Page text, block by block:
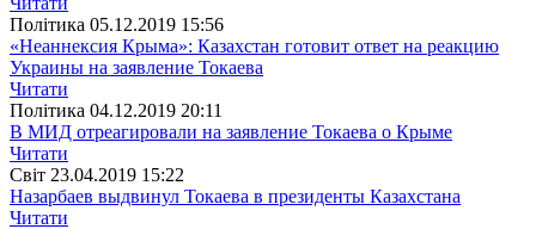
Полiтика 05.12.2019 15:56
«Неаннексия Крыма»: Казахстан готовит ответ на реакцию
Украины на заявление Токаева
Читати
Полiтика 04.12.2019 20:11
В МИД отреагировали на заявление Токаева о Крыме
Читати
Свiт 23.04.2019 15:22
Назарбаев выдвинул Токаева в президенты Казахстана
Читати